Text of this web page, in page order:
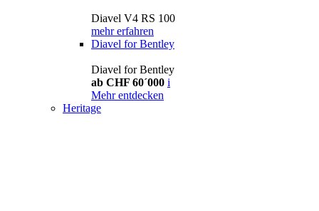
Diavel V4 RS 100
mehr erfahren
Diavel for Bentley
Diavel for Bentley
ab CHF 60´000 i
Mehr entdecken
Heritage